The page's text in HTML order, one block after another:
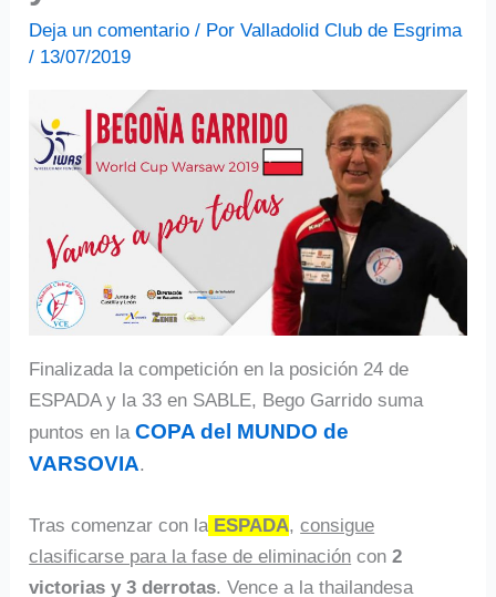
Deja un comentario / PorValladolid Club de Esgrima
/ 13/07/2019
Finalizada la competición en la posición 24 de
ESPADA y la 33 en SABLE, Bego Garrido suma
puntos en laCOPA del MUNDO de
VARSOVIA.
Tras comenzar con la ESPADA,consigue
clasificarse para la fase de eliminación con2
victorias y 3 derrotas. Vence a la thailandesa